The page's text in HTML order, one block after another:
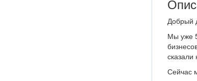
Добрый
Мы уже
Сейчас